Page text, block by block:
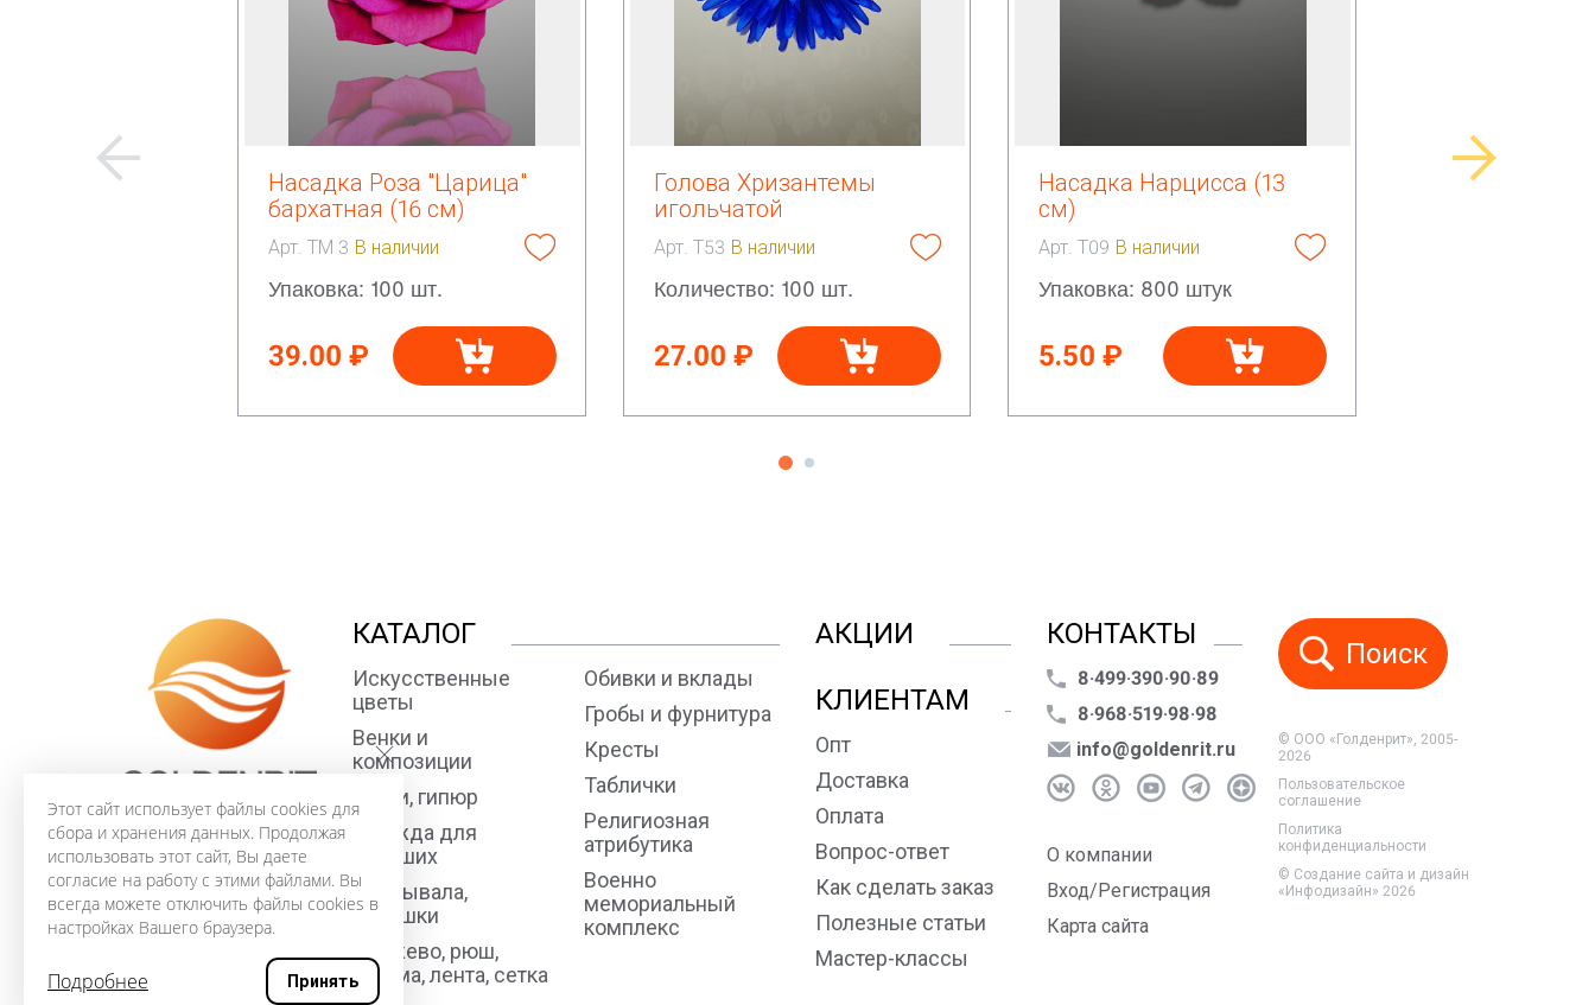
Насадка Роза "Царица"
бархатная (16 см)
Арт. ТМ 3 В наличии
Упаковка: 100 шт.
39.00 ₽
Голова Хризантемы
игольчатой
Арт. Т53 В наличии
Количество: 100 шт.
27.00 ₽
Насадка Нарцисса (13
см)
Арт. Т09 В наличии
Упаковка: 800 штук
5.50 ₽
КАТАЛОГ
Искусственные
цветы
Венки и
композиции
Ткани, гипюр
Одежда для
усопших
Покрывала,
подушки
Кружево, рюш,
тесьма, лента, сетка
Обивки и вклады
Гробы и фурнитура
Кресты
Таблички
Религиозная
атрибутика
Военно
мемориальный
комплекс
АКЦИИ
КЛИЕНТАМ
Опт
Доставка
Оплата
Вопрос-ответ
Как сделать заказ
Полезные статьи
Мастер-классы
КОНТАКТЫ
8·499·390·90·89
8·968·519·98·98
info@goldenrit.ru
О компании
Вход/Регистрация
Карта сайта
Поиск
© ООО «Голденрит», 2005-
2026
Пользовательское
соглашение
Политика
конфиденциальности
© Создание сайта и дизайн
«Инфодизайн» 2026
Этот сайт использует файлы cookies для
сбора и хранения данных. Продолжая
использовать этот сайт, Вы даете
согласие на работу с этими файлами. Вы
всегда можете отключить файлы cookies в
настройках Вашего браузера.
Подробнее Принять